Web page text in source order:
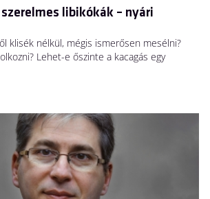
libikókák – nyári
klisék nélkül, mégis ismerősen mesélni?
Lehet-e őszinte a kacagás egy